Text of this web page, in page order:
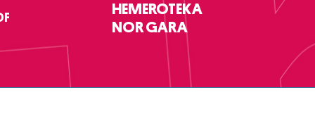
HEMEROTEKA
NOR GARA